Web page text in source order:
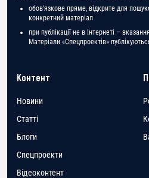
обов'язкове пряме, відкрите для
конкретний матеріал
при публікації не в Інтернеті –
Матеріали «Спецпроектів»
Контент
Новини
Статті
Блоги
Спецпроекти
Відеоконтент